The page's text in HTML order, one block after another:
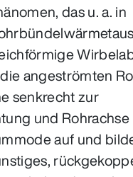
das u. a. in
angeströmten
senkrecht zur
und
auf und